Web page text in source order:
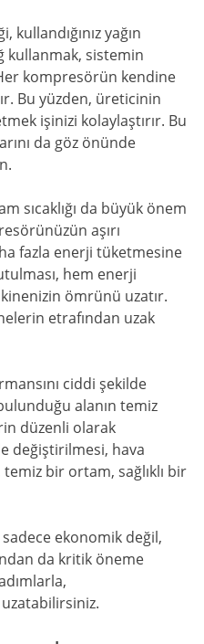
yağın
kullanmak, sistemin
kompresörün kendine
Bu yüzden, üreticinin
işinizi kolaylaştırır. Bu
da göz önünde
sıcaklığı da büyük önem
aşırı
fazla enerji tüketmesine
hem enerji
ömrünü uzatır.
etrafından uzak
ciddi şekilde
alanın temiz
düzenli olarak
değiştirilmesi, hava
bir ortam, sağlıklı bir
ekonomik değil,
da kritik öneme